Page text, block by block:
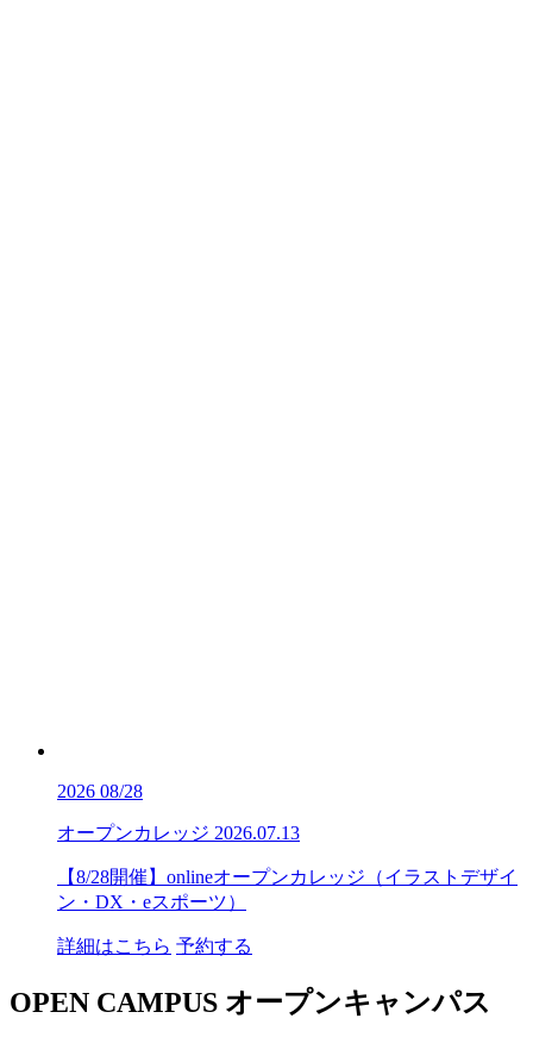
2026 08/28
オープンカレッジ 2026.07.13
【8/28開催】onlineオープンカレッジ（イラストデザイ
ン・DX・eスポーツ）
詳細はこちら 予約する
OPEN CAMPUS オープンキャンパス